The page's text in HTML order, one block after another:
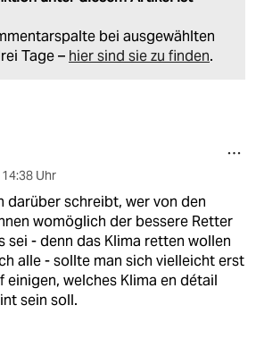
bei ausgewählten
Tage – hier sind sie zu finden.
14:38 Uhr
darüber schreibt, wer von den
womöglich der bessere Retter
sei - denn das Klima retten wollen
alle - sollte man sich vielleicht erst
einigen, welches Klima en détail
sein soll.